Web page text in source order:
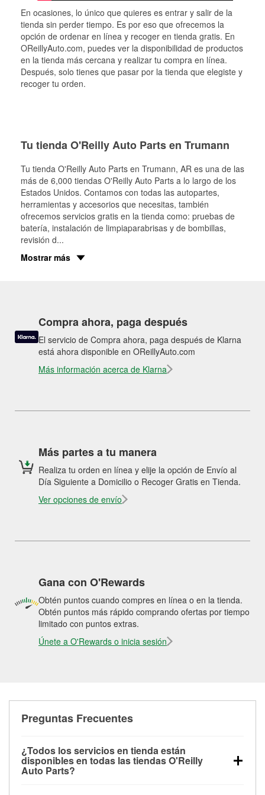
En ocasiones, lo único que quieres es entrar y salir de la
tienda sin perder tiempo. Es por eso que ofrecemos la
opción de ordenar en línea y recoger en tienda gratis. En
OReillyAuto.com, puedes ver la disponibilidad de productos
en la tienda más cercana y realizar tu compra en línea.
Después, solo tienes que pasar por la tienda que elegiste y
recoger tu orden.
Tu tienda O'Reilly Auto Parts en Trumann
Tu tienda O'Reilly Auto Parts en Trumann, AR es una de las
más de 6,000 tiendas O'Reilly Auto Parts a lo largo de los
Estados Unidos. Contamos con todas las autopartes,
herramientas y accesorios que necesitas, también
ofrecemos servicios gratis en la tienda como: pruebas de
batería, instalación de limpiaparabrisas y de bombillas,
revisión d...
Mostrar más
Compra ahora, paga después
El servicio de Compra ahora, paga después de Klarna
está ahora disponible en OReillyAuto.com
Más información acerca de Klarna
Más partes a tu manera
Realiza tu orden en línea y elije la opción de Envío al
Día Siguiente a Domicilio o Recoger Gratis en Tienda.
Ver opciones de envío
Gana con O'Rewards
Obtén puntos cuando compres en línea o en la tienda.
Obtén puntos más rápido comprando ofertas por tiempo
limitado con puntos extras.
Únete a O'Rewards o inicia sesión
Preguntas Frecuentes
¿Todos los servicios en tienda están
disponibles en todas las tiendas O'Reilly
Auto Parts?